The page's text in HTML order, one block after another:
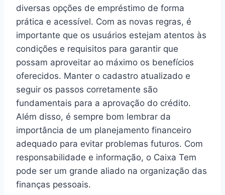
diversas opções de empréstimo de forma
prática e acessível. Com as novas regras, é
importante que os usuários estejam atentos às
condições e requisitos para garantir que
possam aproveitar ao máximo os benefícios
oferecidos. Manter o cadastro atualizado e
seguir os passos corretamente são
fundamentais para a aprovação do crédito.
Além disso, é sempre bom lembrar da
importância de um planejamento financeiro
adequado para evitar problemas futuros. Com
responsabilidade e informação, o Caixa Tem
pode ser um grande aliado na organização das
finanças pessoais.